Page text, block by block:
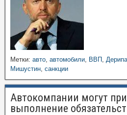
Метки: авто, автомобили, ВВП ,
Мишустин, санкции
Автокомпании могут
выполнение